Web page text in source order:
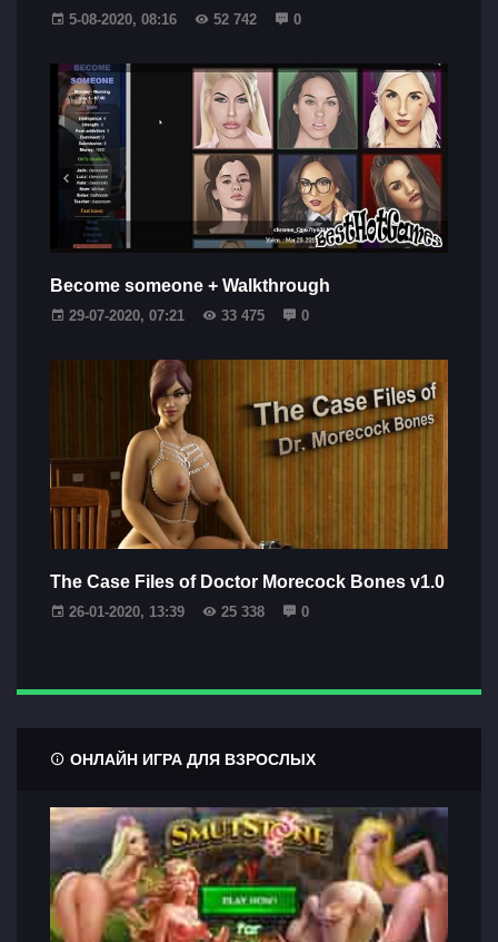
5-08-2020, 08:16
Become someone + Walkthrough
29-07-2020, 07:21
The Case Files of Doctor Morecock Bones v1.0
26-01-2020, 13:39
ОНЛАЙН ИГРА ДЛЯ ВЗРОСЛЫХ